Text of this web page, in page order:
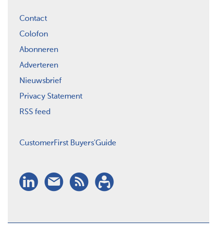
Contact
Colofon
Abonneren
Adverteren
Nieuwsbrief
Privacy Statement
RSS feed
CustomerFirst Buyers'Guide
LinkedIn
Nieuwsbrief
RSSAbonneren